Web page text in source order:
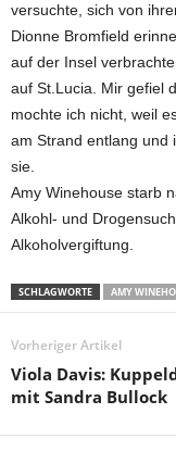
versuchte, sich von
Dionne Bromfield
auf der Insel
auf St.Lucia. Mir gefiel
mochte ich nicht, weil
am Strand entlang und
sie.
Amy Winehouse starb
Alkohl- und
Alkoholvergiftung.
SCHLAGWORTE AMY
Vorheriger Artikel
Viola Davis:
mit Sandra Bullock